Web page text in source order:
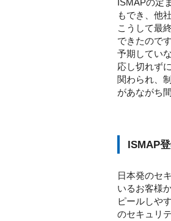
ISMAPの定
もでき、他
こうして最
できたのです
予期してい
応し切れず
関わられ、
があながち
ISMAP
日本発のセ
いるお客様
ピールしや
のセキュリ